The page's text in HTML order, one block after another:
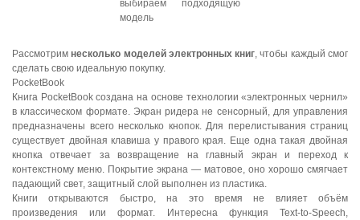
Рассмотримнесколько моделей электронных книг, чтобы каждый смог
сделать свою идеальную покупку.
PocketBook
Книга PocketBook создана на основе технологии «электронных чернил»
в классическом формате. Экран ридера не сенсорный, для управления
предназначены всего несколько кнопок. Для перелистывания страниц
существует двойная клавиша у правого края. Еще одна такая двойная
кнопка отвечает за возвращение на главный экран и переход к
контекстному меню. Покрытие экрана — матовое, оно хорошо смягчает
падающий свет, защитный слой выполнен из пластика.
Книги открываются быстро, на это время не влияет объём
произведения или формат. Интересна функция Text-to-Speech,